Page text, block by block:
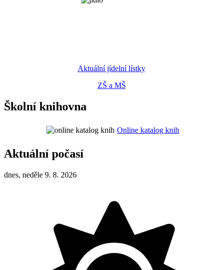
Aktuální jídelní lístky
ZŠ a MŠ
Školní knihovna
Online katalog knih
Aktuální počasí
dnes, neděle 9. 8. 2026